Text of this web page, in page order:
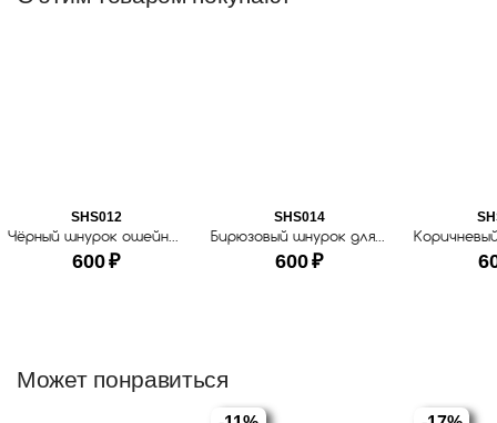
SHS012
Чёрный шнурок ошейник для ношения адресника
600₽
SHS014
Бирюзовый шнурок для адресника
600₽
Может понравиться